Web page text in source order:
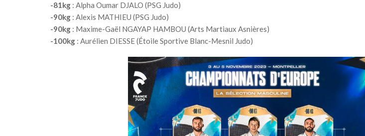
-81kg: Alpha Oumar DJALO (PSG Judo)
-90kg: Alexis MATHIEU (PSG Judo)
-90kg: Maxime-Gaël NGAYAP HAMBOU (Arts Martiaux Asnières)
-100kg: Aurélien DIESSE (Étoile Sportive Blanc-Mesnil Judo)